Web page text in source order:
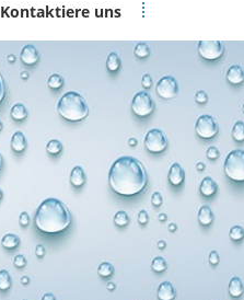
Kontaktiere uns